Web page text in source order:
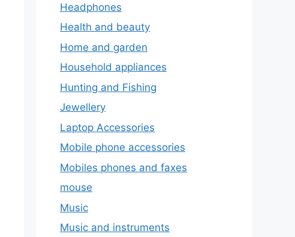
Headphones
Health and beauty
Home and garden
Household appliances
Hunting and Fishing
Jewellery
Laptop Accessories
Mobile phone accessories
Mobiles phones and faxes
mouse
Music
Music and instruments